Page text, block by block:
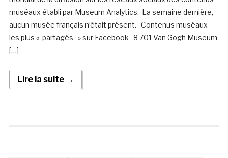
muséaux établi par Museum Analytics. La semaine dernière,
aucun musée français n’était présent. Contenus muséaux
les plus « partagés » sur Facebook 8 701 Van Gogh Museum
[…]
Lire la suite →